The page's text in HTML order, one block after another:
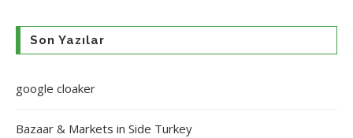
Son Yazılar
google cloaker
Bazaar & Markets in Side Turkey